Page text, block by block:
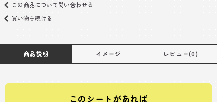
この商品について問い合わせる
買い物を続ける
商品説明 イメージ レビュー(0)
このシートがあれば